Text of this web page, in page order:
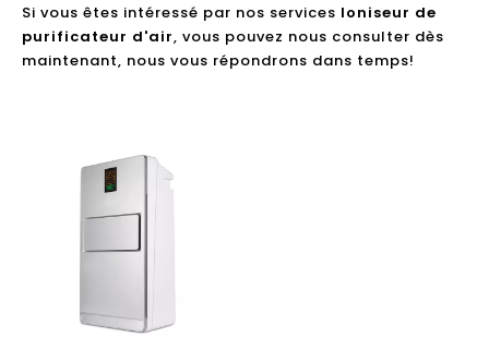
Si vous êtes intéressé par nos services Ioniseur de
purificateur d'air, vous pouvez nous consulter dès
maintenant, nous vous répondrons dans temps!